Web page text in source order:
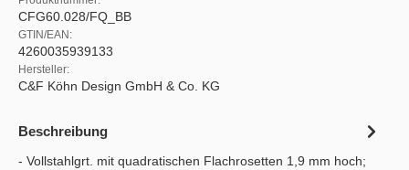
CFG60.028/FQ_BB
GTIN/EAN:
4260035939133
Hersteller:
C&F Köhn Design GmbH & Co. KG
Beschreibung
- Vollstahlgrt. mit quadratischen Flachrosetten 1,9 mm hoch;